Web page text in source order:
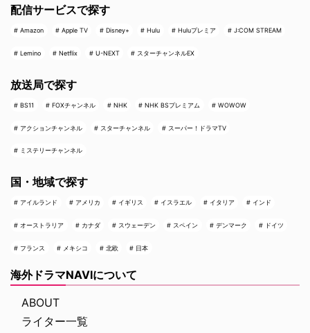
配信サービスで探す
Amazon Apple TV Disney+ Hulu Huluプレミア J:COM STREAM
Lemino Netflix U-NEXT スターチャンネルEX
放送局で探す
BS11 FOXチャンネル NHK NHK BSプレミアム WOWOW
アクションチャンネル スターチャンネル スーパー！ドラマTV
ミステリーチャンネル
国・地域で探す
アイルランド アメリカ イギリス イスラエル イタリア インド
オーストラリア カナダ スウェーデン スペイン デンマーク ドイツ
フランス メキシコ 北欧 日本
海外ドラマNAVIについて
ABOUT
ライター一覧